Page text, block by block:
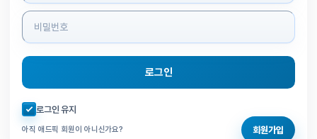
로그인
자동로그인 체크
로그인 유지
아직 애드픽 회원이 아니신가요? 회원가입